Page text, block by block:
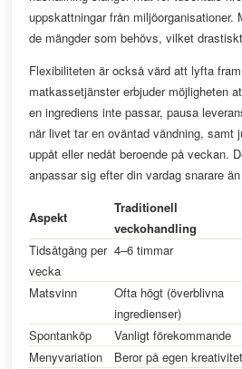
uppskattningar från miljöorganisationer.
de mängder som behövs, vilket
Flexibiliteten är också värd att lyfta
matkassetjänster erbjuder möjligheten
en ingrediens inte passar, pausa
när livet tar en oväntad vändning, samt
uppåt eller nedåt beroende på veckan.
anpassar sig efter din vardag snarare
Aspekt
Traditionell
veckohandling
Tidsåtgång per
vecka
4–6 timmar
Matsvinn
Ofta högt (överblivna
ingredienser)
Spontanköp Vanligt förekommande
Menyvariation
Beror på egen kreativitet